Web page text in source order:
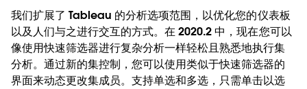
我们扩展了 Tableau 的分析选项范围，以优化您的仪表板
以及人们与之进行交互的方式。在 2020.2 中，现在您可以
像使用快速筛选器进行复杂分析一样轻松且熟悉地执行集
分析。通过新的集控制，您可以使用类似于快速筛选器的
界面来动态更改集成员。支持单选和多选，只需单击以选